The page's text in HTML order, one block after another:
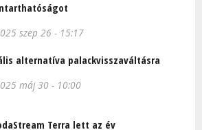
szep 26 - 15:17
alternatíva palackvisszaváltásra
máj 30 - 10:00
Terra lett az év